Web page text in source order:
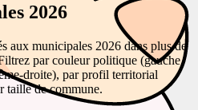
2026
aux municipales 2026 dans plus de
par couleur politique (gauche,
droite), par profil territorial
taille de commune.